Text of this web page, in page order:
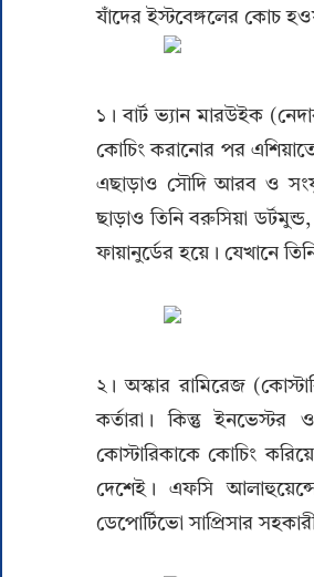
যাঁদের ইস্টবেঙ্গলের কোচ
১। বার্ট ভ্যান মারউইক
কোচিং করানোর পর
এছাড়াও সৌদি আরব ও
ছাড়াও তিনি বরুসিয়া
ফায়ানুর্ডের হয়ে। যেখানে
২। অস্কার রামিরেজ
কর্তারা। কিন্তু
কোস্টারিকাকে কোচিং
দেশেই। এফসি
ডেপোর্টিভো সাপ্রিসার